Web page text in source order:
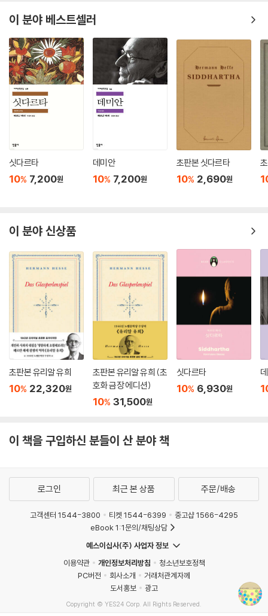
이 분야 베스트셀러
싯다르타
10% 7,200원
데미안
10% 7,200원
초판본 싯다르타
10% 2,690원
이 분야 신상품
초판본 유리알 유희
10% 22,320원
초판본 유리알 유희 (초
호화 금장 에디션)
10% 31,500원
싯다르타
10% 6,930원
이 책을 구입하신 분들이 산 분야 책
로그인 최근 본 상품 주문/배송
고객센터 1544-3800 티켓 1544-6399
중고샵 1566-4295
eBook 1:1문의/채팅상담
예스이십사(주) 사업자 정보
이용약관
개인정보처리방침
청소년보호정책
PC버전
회사소개
거래처관계자께
도서홍보
광고
Copyright © YES24 Corp. All Rights Reserved.